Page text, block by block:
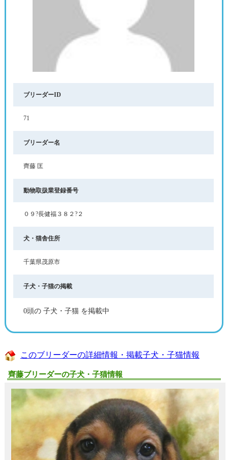
ブリーダーID
71
ブリーダー名
齊藤 匡
動物取扱業登録番号
０９?長健福３８２?２
犬・猫舎住所
千葉県茂原市
子犬・子猫の掲載
0頭の 子犬・子猫 を掲載中
このブリーダーの詳細情報・掲載子犬・子猫情報
齊藤ブリーダーの子犬・子猫情報